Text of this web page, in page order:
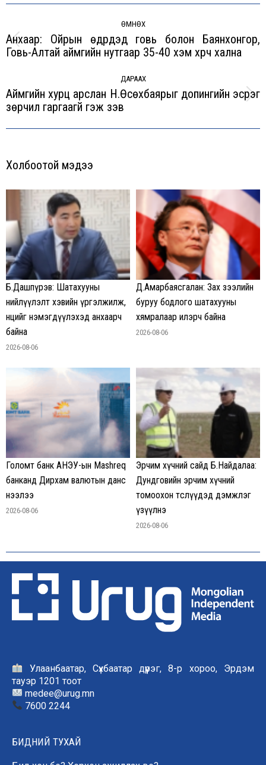
ӨМНӨХ
Previous
post:
Анхаар: Ойрын өдрүүдэд говь болон Баянхонгор,
Говь-Алтай аймгийн нутгаар 35-40 хэм хүрч хална
ДАРААХ
Next
Аймгийн хурц арслан Н.Өсөхбаярыг допингийн эсрэг
зөрчил гаргаагүй гэж үзэв
Холбоотой мэдээ
Б.Дашпүрэв: Шатахууны
нийлүүлэлт хэвийн үргэлжилж,
нөөцийг нэмэгдүүлэхэд анхаарч
байна
2026-08-06
Д.Амарбаясгалан: Зах зээлийн
буруу бодлого шатахууны
хямралаар илэрч байна
2026-08-06
Голомт банк АНЭУ-ын Mashreq
банканд Дирхам валютын данс
нээлээ
2026-08-06
Эрчим хүчний сайд Б.Найдалаа:
Дундговийн эрчим хүчний
томоохон төслүүдэд дэмжлэг
үзүүлнэ
2026-08-06
Улаанбаатар, Сүхбаатар дүүрэг, 8-р хороо, Эрдэм
тауэр 1201 тоот
medee@urug.mn
7600 2244
БИДНИЙ ТУХАЙ